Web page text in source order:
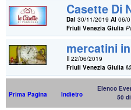
Casette Di
Dal 30/11/2019Al 06/
Friuli Venezia Giulia
mercatini
Il 22/06/2019
Friuli Venezia Giulia
Prima Pagina Indietro
Elenco
50